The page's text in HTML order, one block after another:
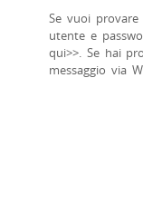
Se vuoi
utente e
qui>>. Se hai
messaggio via